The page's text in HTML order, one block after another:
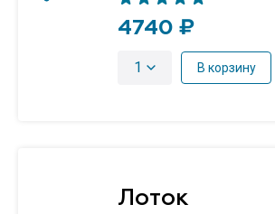
4740 ₽
1 В корзину
Лоток